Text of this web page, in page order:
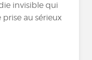
invisible qui
au sérieux